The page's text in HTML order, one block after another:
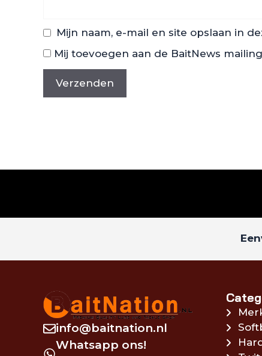
Mijn naam, e-mail en site opslaan in
Mij toevoegen aan de BaitNews
info@baitnation.nl
Whatsapp ons!